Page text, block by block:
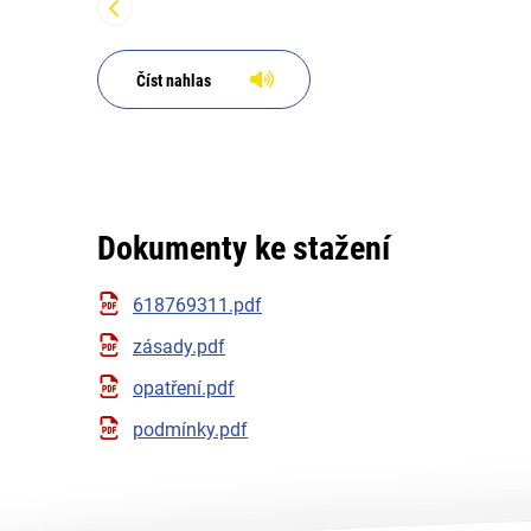
Číst nahlas
Dokumenty ke stažení
618769311.pdf
zásady.pdf
opatření.pdf
podmínky.pdf